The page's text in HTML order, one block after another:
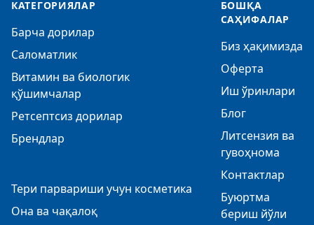
КАТЕГОРИЯЛАР
Барча дорилар
Саломатлик
Витамин ва биологик
қўшимчалар
Ретсептсиз дорилар
Брендлар
Тери парвариши учун косметика
Она ва чақалоқ
БОШҚА
САҲИФАЛАР
Биз ҳақимизда
Оферта
Иш ўринлари
Блог
Литсензия ва
гувоҳнома
Контактлар
Буюртма
бериш йўли